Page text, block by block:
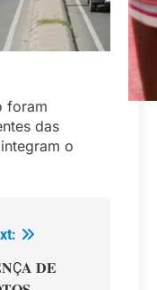
foram
das
o
𝐃𝐄